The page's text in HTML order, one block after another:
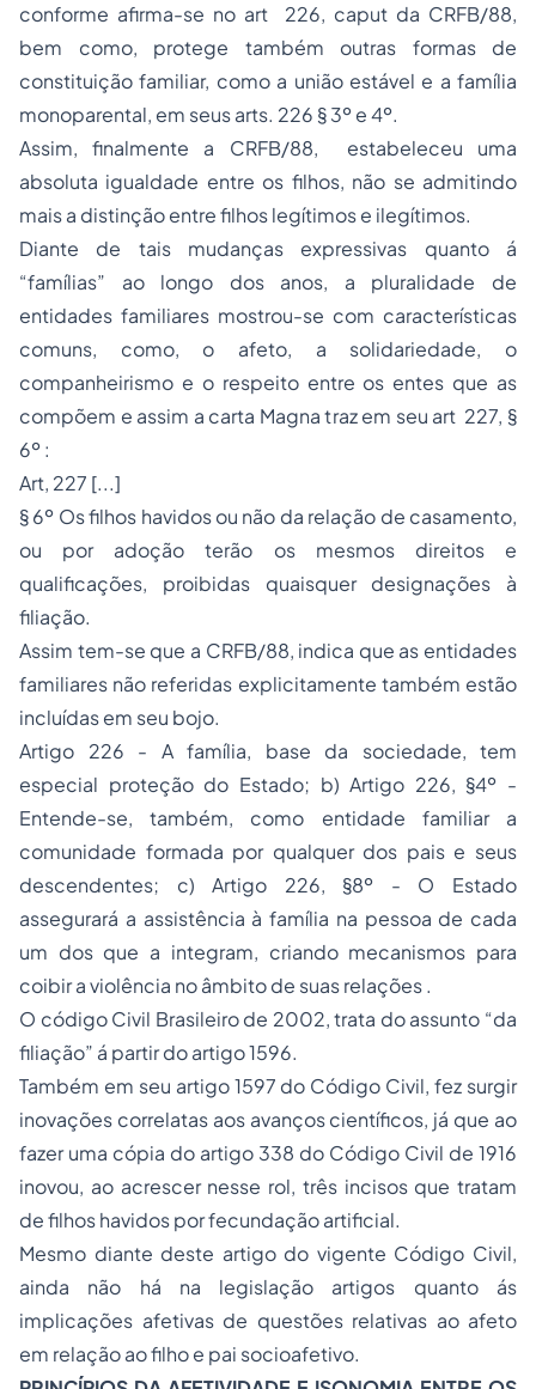
conforme afirma-se no art 226, caput da CRFB/88,
bem como, protege também outras formas de
constituição familiar, como a união estável e a família
monoparental, em seus arts. 226 § 3º e 4º.
Assim, finalmente a CRFB/88, estabeleceu uma
absoluta igualdade entre os filhos, não se admitindo
mais a distinção entre filhos legítimos e ilegítimos.
Diante de tais mudanças expressivas quanto á
“famílias” ao longo dos anos, a pluralidade de
entidades familiares mostrou-se com características
comuns, como, o afeto, a solidariedade, o
companheirismo e o respeito entre os entes que as
compõem e assim a carta Magna traz em seu art 227, §
6º :
Art, 227 [...]
§ 6º Os filhos havidos ou não da relação de casamento,
ou por adoção terão os mesmos direitos e
qualificações, proibidas quaisquer designações à
filiação.
Assim tem-se que a CRFB/88, indica que as entidades
familiares não referidas explicitamente também estão
incluídas em seu bojo.
Artigo 226 - A família, base da sociedade, tem
especial proteção do Estado; b) Artigo 226, §4º -
Entende-se, também, como entidade familiar a
comunidade formada por qualquer dos pais e seus
descendentes; c) Artigo 226, §8º - O Estado
assegurará a assistência à família na pessoa de cada
um dos que a integram, criando mecanismos para
coibir a violência no âmbito de suas relações .
O código Civil Brasileiro de 2002, trata do assunto “da
filiação” á partir do artigo 1596.
Também em seu artigo 1597 do Código Civil, fez surgir
inovações correlatas aos avanços científicos, já que ao
fazer uma cópia do artigo 338 do Código Civil de 1916
inovou, ao acrescer nesse rol, três incisos que tratam
de filhos havidos por fecundação artificial.
Mesmo diante deste artigo do vigente Código Civil,
ainda não há na legislação artigos quanto ás
implicações afetivas de questões relativas ao afeto
em relação ao filho e pai socioafetivo.